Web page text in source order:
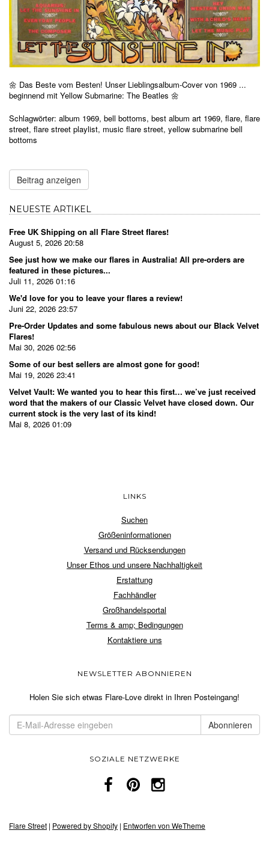
🌼 Das Beste vom Besten! Unser Lieblingsalbum-Cover von 1969 ...
beginnend mit Yellow Submarine: The Beatles 🌼
Schlagwörter: album 1969, bell bottoms, best album art 1969, flare, flare
street, flare street playlist, music flare street, yellow submarine bell
bottoms
Beitrag anzeigen
NEUESTE ARTIKEL
Free UK Shipping on all Flare Street flares!
August 5, 2026 20:58
See just how we make our flares in Australia! All pre-orders are
featured in these pictures...
Juli 11, 2026 01:16
We'd love for you to leave your flares a review!
Juni 22, 2026 23:57
Pre-Order Updates and some fabulous news about our Black Velvet
Flares!
Mai 30, 2026 02:56
Some of our best sellers are almost gone for good!
Mai 19, 2026 23:41
Velvet Vault: We wanted you to hear this first… we’ve just received
word that the makers of our Classic Velvet have closed down. Our
current stock is the very last of its kind!
Mai 8, 2026 01:09
LINKS
Suchen
Größeninformationen
Versand und Rücksendungen
Unser Ethos und unsere Nachhaltigkeit
Erstattung
Fachhändler
Großhandelsportal
Terms & amp; Bedingungen
Kontaktiere uns
NEWSLETTER ABONNIEREN
Holen Sie sich etwas Flare-Love direkt in Ihren Posteingang!
SOZIALE NETZWERKE
Flare Street | Powered by Shopify | Entworfen von WeTheme